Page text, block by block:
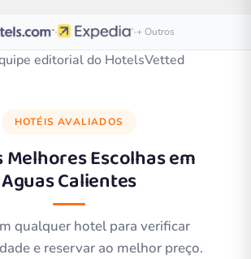
· ·+ Outros
editorial do HotelsVetted
HOTÉIS AVALIADOS
Melhores Escolhas em
Aguas Calientes
qualquer hotel para verificar
e reservar ao melhor preço.